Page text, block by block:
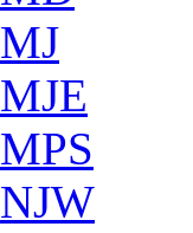
MJ
MJE
MPS
NJW